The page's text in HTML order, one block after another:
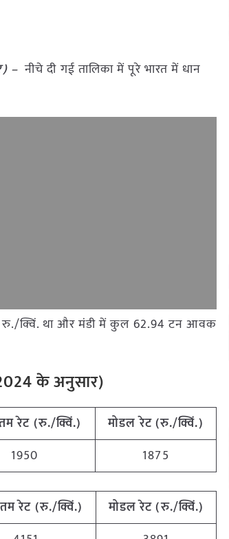
– नीचे दी गई तालिका में पूरे भारत में धान
रु./क्विं. था और मंडी में कुल 62.94 टन आवक
के अनुसार)
रेट (रु./क्विं.) मोडल रेट(रु./क्विं.)
1950 1875
रेट (रु./क्विं.) मोडल रेट(रु./क्विं.)